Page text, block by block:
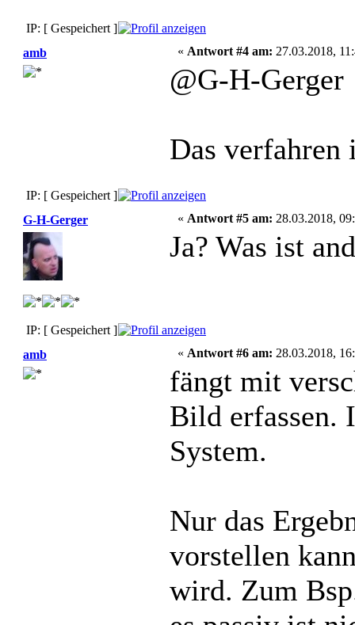
IP: [ Gespeichert ]
amb
« Antwort #4 am: 27.03.2018,
@G-H-Gerger
Das verfahren
IP: [ Gespeichert ]
G-H-Gerger
« Antwort #5 am: 28.03.2018,
Ja? Was ist
IP: [ Gespeichert ]
amb
« Antwort #6 am: 28.03.2018,
fängt mit
Bild erfassen.
System.
Nur das
vorstellen
wird. Zum